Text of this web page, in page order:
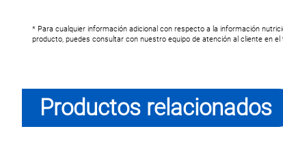
* Para cualquier información adicional con respecto a la información
producto, puedes consultar con nuestro equipo de atención al cliente en el
Productos relacionados